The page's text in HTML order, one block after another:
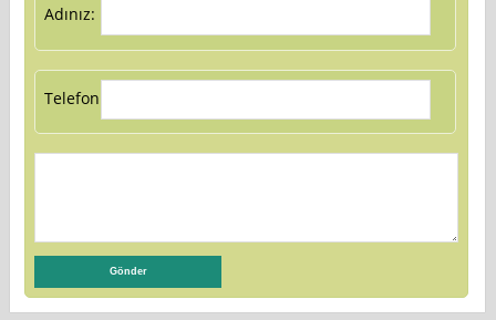
Adınız:
Telefon: